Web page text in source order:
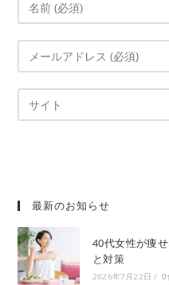
最新のお知らせ
40代女性が痩
と対策
2026年7月22日 / 0